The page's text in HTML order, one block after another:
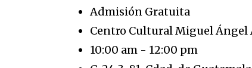
Admisión Gratuita
Centro Cultural Miguel Ángel
10:00 am - 12:00 pm